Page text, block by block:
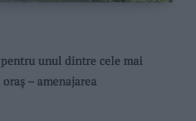
unul dintre cele mai
– amenajarea